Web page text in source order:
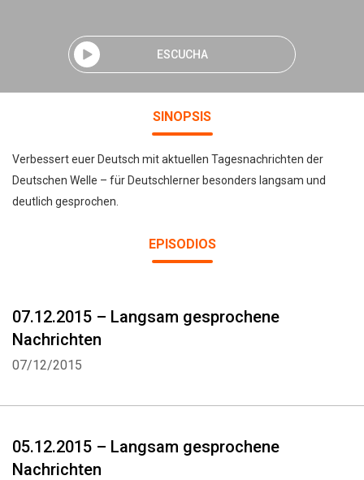
ESCUCHA
SINOPSIS
Verbessert euer Deutsch mit aktuellen Tagesnachrichten der
Deutschen Welle – für Deutschlerner besonders langsam und
deutlich gesprochen.
EPISODIOS
07.12.2015 – Langsam gesprochene
Nachrichten
07/12/2015
05.12.2015 – Langsam gesprochene
Nachrichten